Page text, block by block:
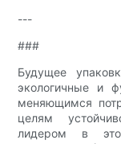
---
###
Будущее
экологичные и
меняющимся
целям
лидером в